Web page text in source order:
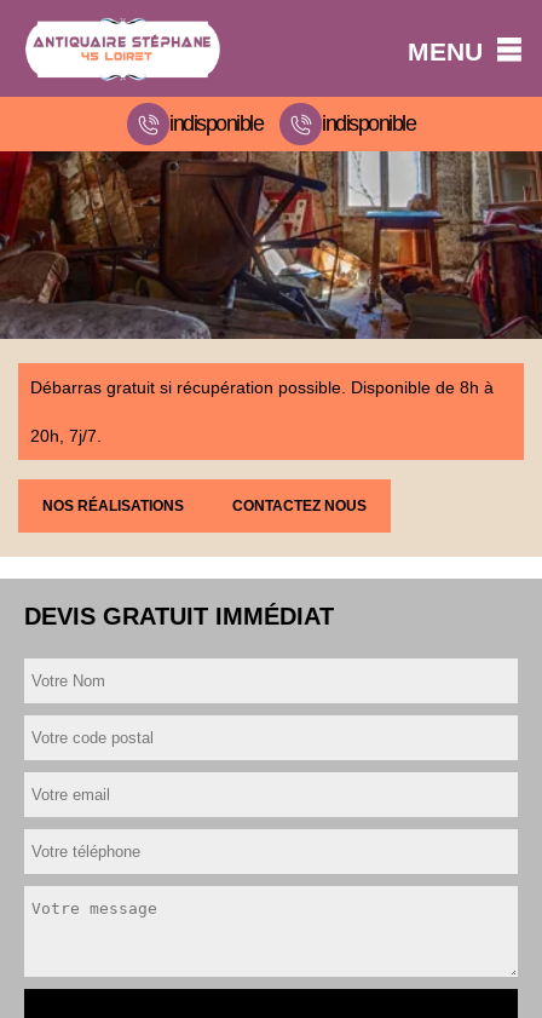
MENU
indisponible indisponible
Débarras gratuit si récupération possible. Disponible de 8h à
20h, 7j/7.
NOS RÉALISATIONS CONTACTEZ NOUS
DEVIS GRATUIT IMMÉDIAT